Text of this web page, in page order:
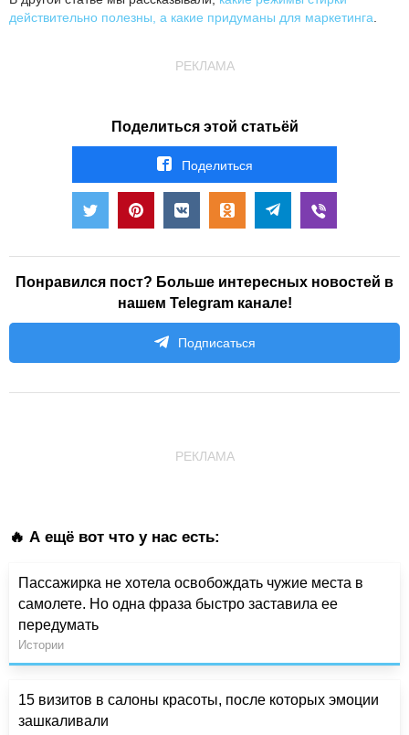
действительно полезны, а какие придуманы для маркетинга
РЕКЛАМА
Поделиться этой статьёй
Поделиться
Понравился пост? Больше интересных новостей в
нашем Telegram канале!
Подписаться
РЕКЛАМА
🔥 А ещё вот что у нас есть:
Пассажирка не хотела освобождать чужие места в
самолете. Но одна фраза быстро заставила ее
передумать
Истории
15 визитов в салоны красоты, после которых эмоции
зашкаливали